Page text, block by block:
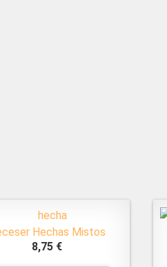
Hechas Mistos
8,75 €